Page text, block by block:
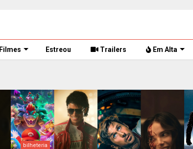
Filmes Estreou Trailers Em Alta
bilheteria